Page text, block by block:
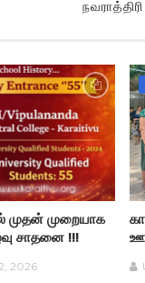
முதன் முறையாக
சாதனை !!!
2026